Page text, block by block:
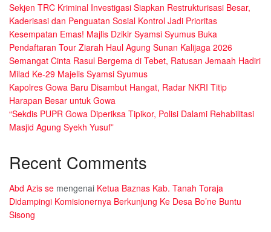
Sekjen TRC Kriminal Investigasi Siapkan Restrukturisasi Besar,
Kaderisasi dan Penguatan Sosial Kontrol Jadi Prioritas
Kesempatan Emas! Majlis Dzikir Syamsi Syumus Buka
Pendaftaran Tour Ziarah Haul Agung Sunan Kalijaga 2026
Semangat Cinta Rasul Bergema di Tebet, Ratusan Jemaah Hadiri
Milad Ke-29 Majelis Syamsi Syumus
Kapolres Gowa Baru Disambut Hangat, Radar NKRI Titip
Harapan Besar untuk Gowa
“Sekdis PUPR Gowa Diperiksa Tipikor, Polisi Dalami Rehabilitasi
Masjid Agung Syekh Yusuf”
Recent Comments
Abd Azis se mengenai Ketua Baznas Kab. Tanah Toraja
Didampingi Komisionernya Berkunjung Ke Desa Bo’ne Buntu
Sisong